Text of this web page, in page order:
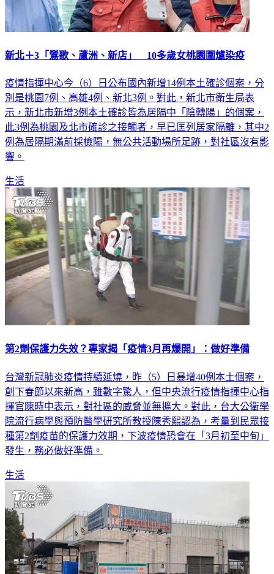
新北＋3「鶯歌、蘆洲、新店」 10多歲女桃園圍爐染疫
疫情指揮中心今（6）日公布國內新增14例本土確診個案，分
別是桃園7例、高雄4例、新北3例。對此，新北市衛生局表
示，新北市新增3例本土確診皆為居隔中「陰轉陽」的個案，
此3例為桃園及北市確診之接觸者，早已匡列居家隔離，其中2
例為居隔期滿前採檢陽，無公共活動場所足跡，對社區沒有影
響。
生活
第2劑保護力失效？專家揭「疫情3月再爆開」：做好準備
台灣新冠肺炎疫情持續延燒，昨（5）日暴增40例本土個案，
創下春節以來新高，雖數字驚人，但中央流行疫情指揮中心指
揮官陳時中表示，對社區的威脅並無擴大。對此，台大公衛學
院流行病學與預防醫學研究所教授陳秀熙認為，考量到民眾接
種第2劑疫苗的保護力效期，下波疫情恐會在「3月初至中旬」
發生，務必做好準備。
生活